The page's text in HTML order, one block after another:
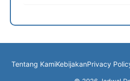
Tentang KamiKebijakanPrivacy